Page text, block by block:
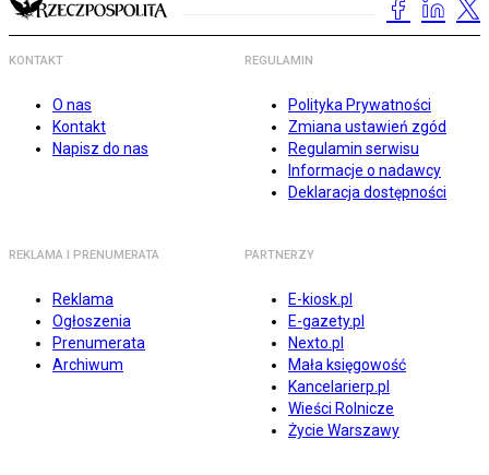
KONTAKT
O nas
Kontakt
Napisz do nas
REGULAMIN
Polityka Prywatności
Zmiana ustawień zgód
Regulamin serwisu
Informacje o nadawcy
Deklaracja dostępności
REKLAMA I PRENUMERATA
Reklama
Ogłoszenia
Prenumerata
Archiwum
PARTNERZY
E-kiosk.pl
E-gazety.pl
Nexto.pl
Mała księgowość
Kancelarierp.pl
Wieści Rolnicze
Życie Warszawy